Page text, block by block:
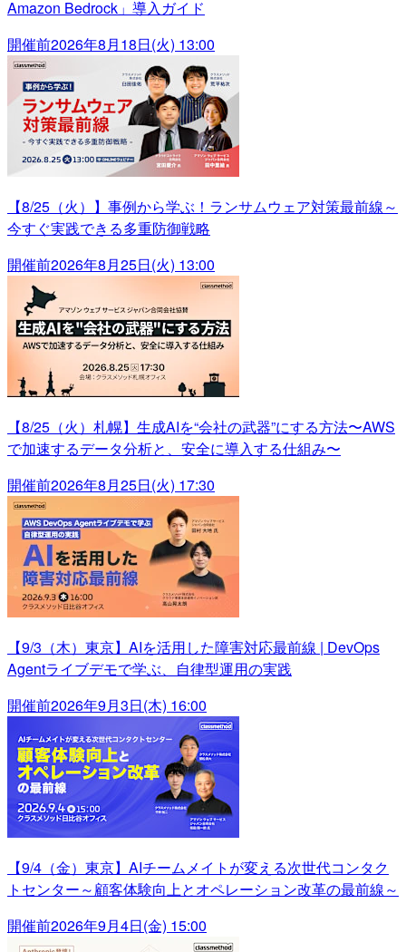
Amazon Bedrock」導入ガイド
開催前2026年8月18日(火) 13:00
【8/25（火）】事例から学ぶ！ランサムウェア対策最前線～
今すぐ実践できる多重防御戦略
開催前2026年8月25日(火) 13:00
【8/25（火）札幌】生成AIを“会社の武器”にする方法〜AWS
で加速するデータ分析と、安全に導入する仕組み〜
開催前2026年8月25日(火) 17:30
【9/3（木）東京】AIを活用した障害対応最前線 | DevOps
Agentライブデモで学ぶ、自律型運用の実践
開催前2026年9月3日(木) 16:00
【9/4（金）東京】AIチームメイトが変える次世代コンタク
トセンター～顧客体験向上とオペレーション改革の最前線～
開催前2026年9月4日(金) 15:00